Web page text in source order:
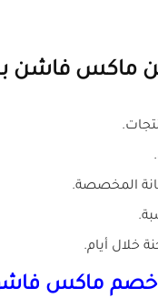
ماكس فاشن
المخصصة.
خلال أيام.
خصم ماكس